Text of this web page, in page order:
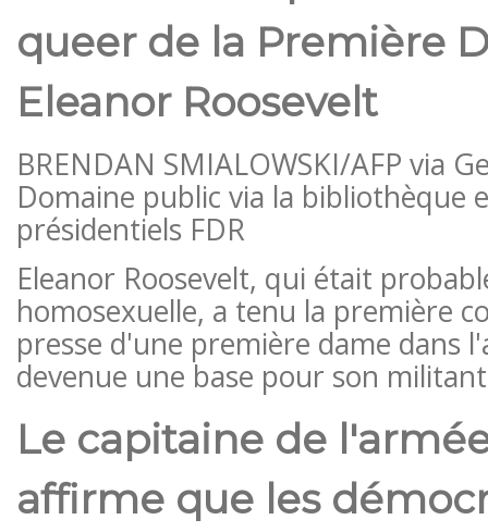
queer de la Première
Eleanor Roosevelt
BRENDAN SMIALOWSKI/AFP via
Domaine public via la bibliothèque
présidentiels FDR
Eleanor Roosevelt, qui était
homosexuelle, a tenu la première
presse d'une première dame dans
devenue une base pour son
Le capitaine de
affirme que les